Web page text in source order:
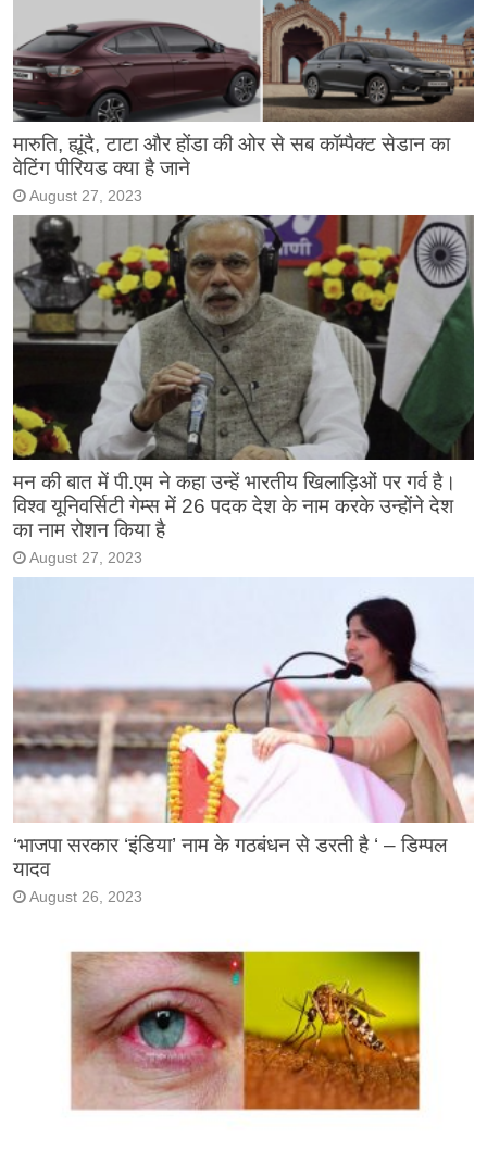
मारुति, ह्यूंदै, टाटा और होंडा की ओर से सब कॉम्पैक्ट सेडान का
वेटिंग पीरियड क्या है जाने
August 27, 2023
मन की बात में पी.एम ने कहा उन्हें भारतीय खिलाड़िओं पर गर्व है।
विश्व यूनिवर्सिटी गेम्स में 26 पदक देश के नाम करके उन्होंने देश
का नाम रोशन किया है
August 27, 2023
‘भाजपा सरकार ‘इंडिया’ नाम के गठबंधन से डरती है ‘ – डिम्पल
यादव
August 26, 2023